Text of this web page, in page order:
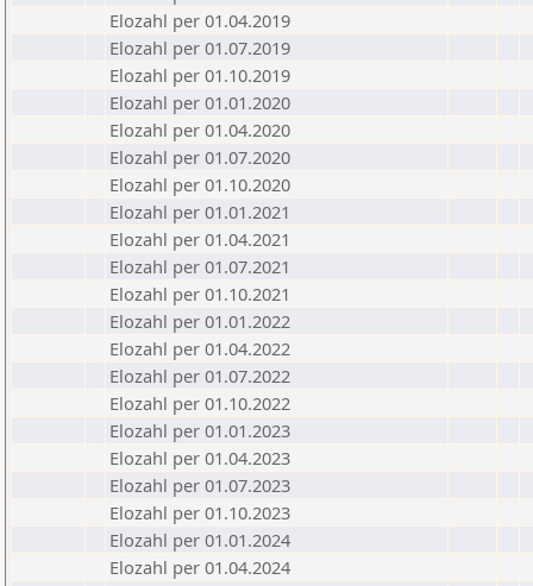
Elozahl per 01.04.2019
Elozahl per 01.07.2019
Elozahl per 01.10.2019
Elozahl per 01.01.2020
Elozahl per 01.04.2020
Elozahl per 01.07.2020
Elozahl per 01.10.2020
Elozahl per 01.01.2021
Elozahl per 01.04.2021
Elozahl per 01.07.2021
Elozahl per 01.10.2021
Elozahl per 01.01.2022
Elozahl per 01.04.2022
Elozahl per 01.07.2022
Elozahl per 01.10.2022
Elozahl per 01.01.2023
Elozahl per 01.04.2023
Elozahl per 01.07.2023
Elozahl per 01.10.2023
Elozahl per 01.01.2024
Elozahl per 01.04.2024